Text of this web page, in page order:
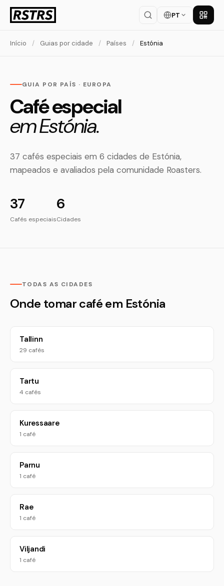
PT Baixar
Início / Guias por cidade / Países / Estónia
GUIA POR PAÍS · EUROPA
Café especial
em Estónia.
37 cafés especiais em 6 cidades de Estónia,
mapeados e avaliados pela comunidade Roasters.
37
Cafés especiais
6
Cidades
TODAS AS CIDADES
Onde tomar café em Estónia
Tallinn
29 cafés
Tartu
4 cafés
Kuressaare
1 café
Parnu
1 café
Rae
1 café
Viljandi
1 café